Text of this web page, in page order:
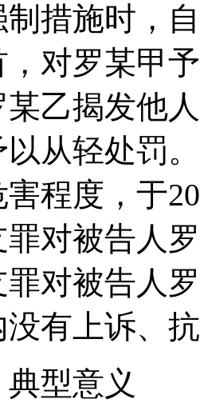
措施时，
对罗某甲
乙揭发他
从轻处罚
程度，于
对被告人
对被告人
有上诉、
型意义